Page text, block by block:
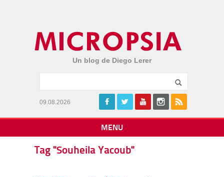
Un blog de Diego Lerer
09.08.2026
MENU
Tag "Souheila Yacoub"